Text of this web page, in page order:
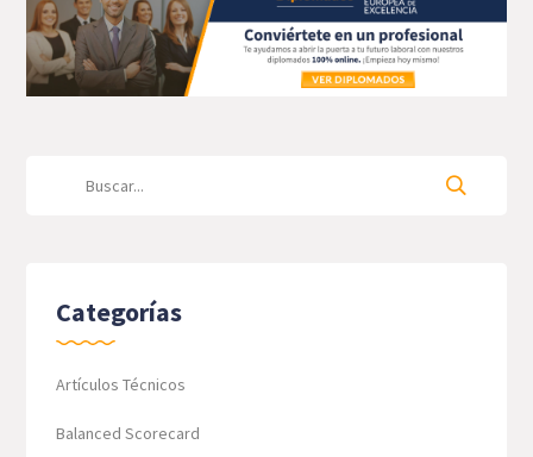
Categorías
Artículos Técnicos
Balanced Scorecard